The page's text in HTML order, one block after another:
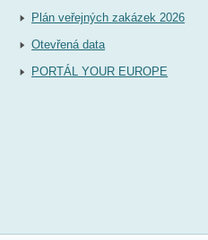
Plán veřejných zakázek 2026
Otevřená data
PORTÁL YOUR EUROPE